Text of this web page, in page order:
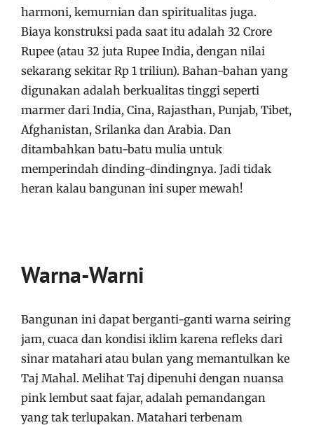
harmoni, kemurnian dan spiritualitas juga.
Biaya konstruksi pada saat itu adalah 32 Crore
Rupee (atau 32 juta Rupee India, dengan nilai
sekarang sekitar Rp 1 triliun). Bahan-bahan yang
digunakan adalah berkualitas tinggi seperti
marmer dari India, Cina, Rajasthan, Punjab, Tibet,
Afghanistan, Srilanka dan Arabia. Dan
ditambahkan batu-batu mulia untuk
memperindah dinding-dindingnya. Jadi tidak
heran kalau bangunan ini super mewah!
Warna-Warni
Bangunan ini dapat berganti-ganti warna seiring
jam, cuaca dan kondisi iklim karena refleks dari
sinar matahari atau bulan yang memantulkan ke
Taj Mahal. Melihat Taj dipenuhi dengan nuansa
pink lembut saat fajar, adalah pemandangan
yang tak terlupakan. Matahari terbenam